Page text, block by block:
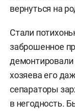
вернуться на
Стали
заброшенное
хозяева его
сепараторы
в негодность.